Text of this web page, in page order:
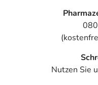
Nutzen Sie